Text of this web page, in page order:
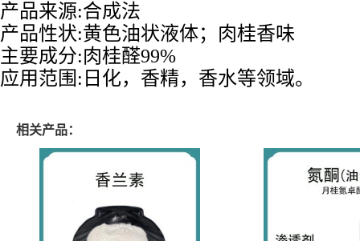
产品来源:合成法
产品性状:黄色油状液体；肉桂香味
主要成分:肉桂醛99%
应用范围 : 日化，香精，香水等领域。
相关产品：